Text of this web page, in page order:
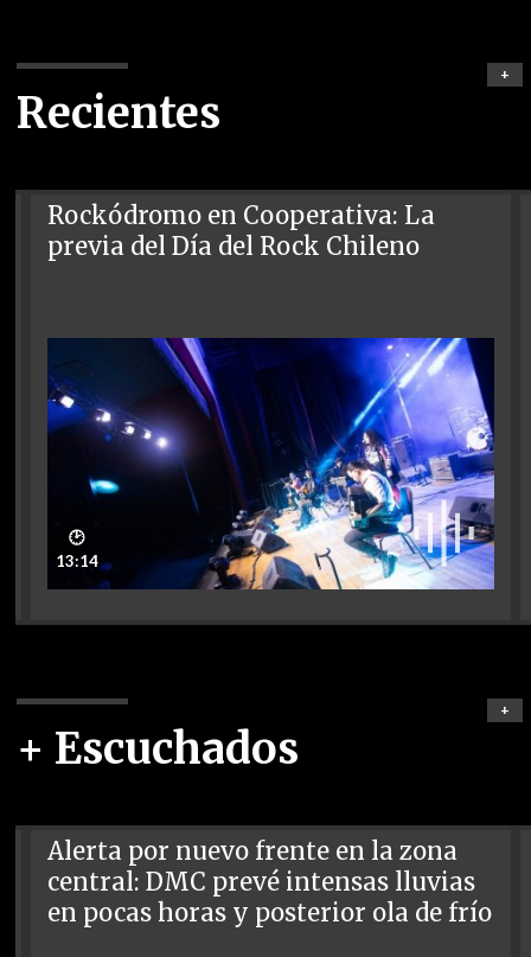
Recientes
+
Rockódromo en Cooperativa: La
previa del Día del Rock Chileno
🕑
13:14
+ Escuchados
+
Alerta por nuevo frente en la zona
central: DMC prevé intensas lluvias
en pocas horas y posterior ola de frío